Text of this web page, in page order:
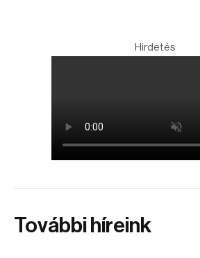
Hirdetés
További híreink